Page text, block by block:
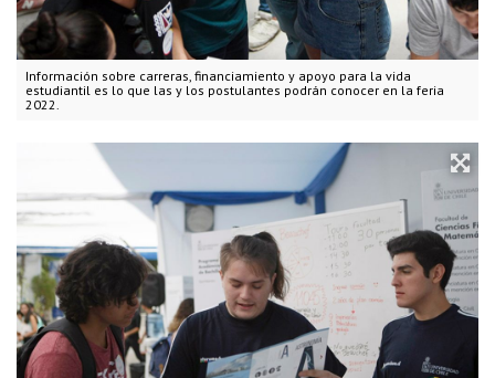
Información sobre carreras, financiamiento y apoyo para la vida
estudiantil es lo que las y los postulantes podrán conocer en la feria
2022.